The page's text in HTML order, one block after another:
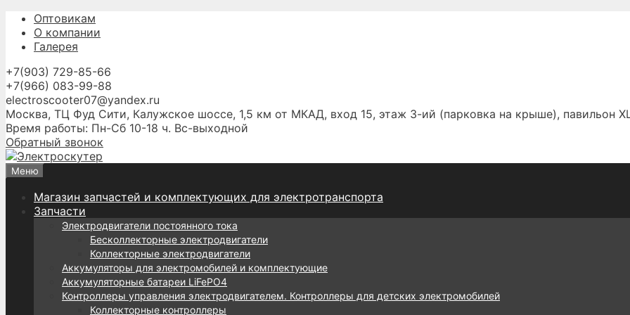
Перейти
содержимому
Оптовикам
О компании
Галерея
+7(903) 729-85-66
+7(966) 083-99-88
electroscooter07@yandex.ru
Москва, ТЦ Фуд Сити, Калужское шоссе, 1,5 км от МКАД, вход 15, этаж 3-ий (парковка на крыше), павильон
Время работы: Пн-Сб 10-18 ч. Вс-выходной
Обратный звонок
Меню
Магазин запчастей и комплектующих для электротранспорта
Запчасти
Электродвигатели постоянного тока
Бесколлекторные электродвигатели
Коллекторные электродвигатели
Аккумуляторы для электромобилей и комплектующие
Аккумуляторные батареи LiFePO4
Контроллеры управления электродвигателем. Контроллеры для детских электромобилей
Коллекторные контроллеры